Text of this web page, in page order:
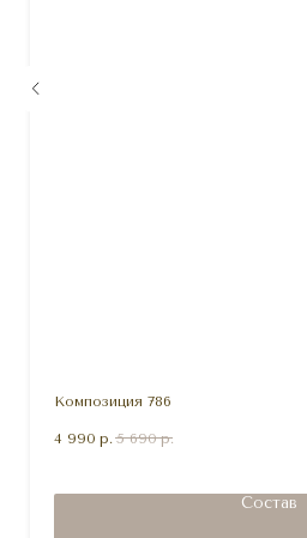
Композиция 786
4 990 р. 5 690 р.
Состав